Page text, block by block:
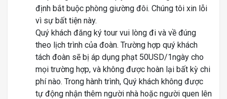
định bắt buộc phòng giường đôi. Chúng tôi xin lỗi
vì sự bất tiện này.
Quý khách đăng ký tour vui lòng đi và về đúng
theo lịch trình của đoàn. Trường hợp quý khách
tách đoàn sẽ bị áp dụng phạt 50USD/1ngày cho
mọi trường hợp, và không được hoàn lại bất kỳ chi
phí nào. Trong hành trình, Quý khách không được
tự động nhận thêm người nhà hoặc người quen lên